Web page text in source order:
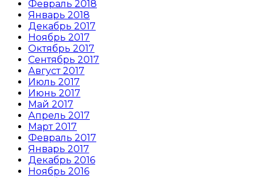
Февраль 2018
Январь 2018
Декабрь 2017
Ноябрь 2017
Октябрь 2017
Сентябрь 2017
Август 2017
Июль 2017
Июнь 2017
Май 2017
Апрель 2017
Март 2017
Февраль 2017
Январь 2017
Декабрь 2016
Ноябрь 2016